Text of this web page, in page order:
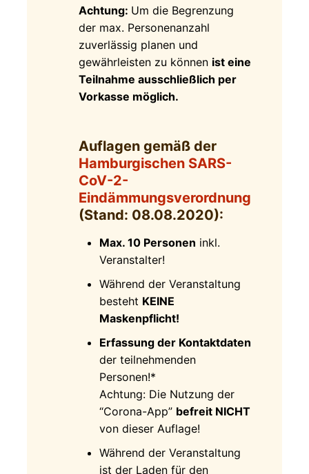
Achtung: Um die Begrenzung
der max. Personenanzahl
zuverlässig planen und
gewährleisten zu können ist eine
Teilnahme ausschließlich per
Vorkasse möglich.
Auflagen gemäß der
Hamburgischen SARS-
CoV-2-
Eindämmungsverordnung
(Stand: 08.08.2020):
Max. 10 Personen inkl.
Veranstalter!
Während der Veranstaltung
besteht KEINE
Maskenpflicht!
Erfassung der Kontaktdaten
der teilnehmenden
Personen!*
Achtung: Die Nutzung der
“Corona-App” befreit NICHT
von dieser Auflage!
Während der Veranstaltung
ist der Laden für den